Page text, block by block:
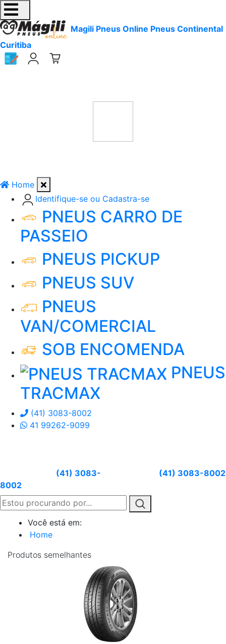
Magili Pneus Online Pneus Continental
Curitiba
Home
Identifique-se ou Cadastra-se
PNEUS CARRO DE
PASSEIO
PNEUS PICKUP
PNEUS SUV
PNEUS
VAN/COMERCIAL
SOB ENCOMENDA
PNEUS
TRACMAX
(41) 3083-8002
41 99262-9099
(41) 3083-
8002
(41) 3083-8002
Você está em:
Home
Produtos semelhantes